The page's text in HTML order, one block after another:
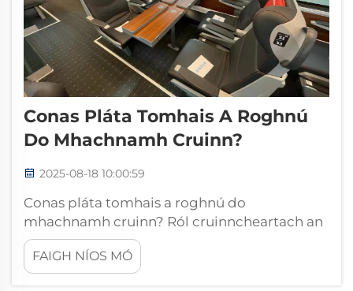
Conas Pláta Tomhais A Roghnú
Do Mhachnamh Cruinn?
2025-08-18 10:00:59
Conas pláta tomhais a roghnú do
mhachnamh cruinn? Ról cruinncheartach an
mhaighnéis i smíochtú I smíochtú cruinn, tá
tionchar shuighthe ag rogha pláta tomhais ar
an gcruth, éifeachtúlacht agus seasmhacht
FAIGH NÍOS MÓ